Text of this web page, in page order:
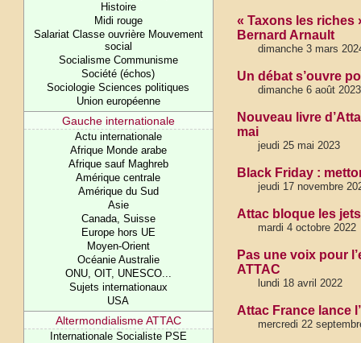
Histoire
Midi rouge
Salariat Classe ouvrière Mouvement
social
Socialisme Communisme
Société (échos)
Sociologie Sciences politiques
Union européenne
Gauche internationale
Actu internationale
Afrique Monde arabe
Afrique sauf Maghreb
Amérique centrale
Amérique du Sud
Asie
Canada, Suisse
Europe hors UE
Moyen-Orient
Océanie Australie
ONU, OIT, UNESCO...
Sujets internationaux
USA
Altermondialisme ATTAC
Internationale Socialiste PSE
« Taxons les riches
Bernard Arnault
dimanche 3 mars
Un débat s’ouvre
dimanche 6 août
Nouveau livre
mai
jeudi 25 mai 2023
Black Friday :
jeudi 17 novembre
Attac bloque les
mardi 4 octobre 2022
Pas une voix pour
ATTAC
lundi 18 avril 2022
Attac France lance
mercredi 22